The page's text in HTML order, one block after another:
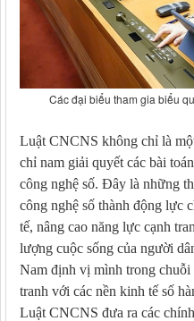
Các đại biểu tham gia biểu
Luật CNCNS không chỉ là
chỉ nam giải quyết các bài
công nghệ số. Đây là những
công nghệ số thành động lực
tế, nâng cao năng lực cạnh
lượng cuộc sống của người
Nam định vị mình trong chuỗi
tranh với các nền kinh tế số
Luật CNCNS đưa ra các